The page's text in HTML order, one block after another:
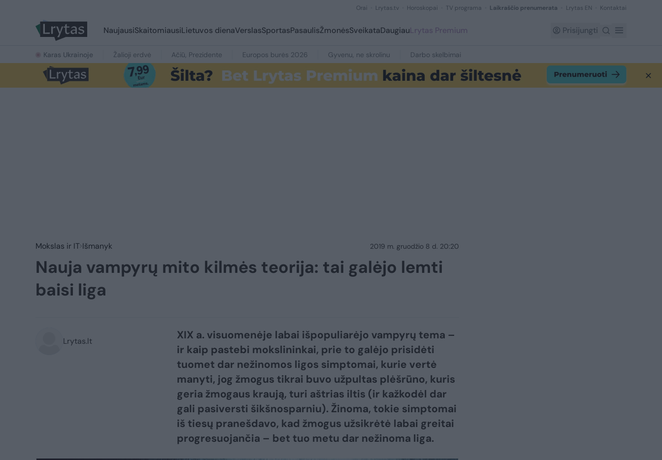
Orai Lrytas.tv Horoskopai TV programa Laikraščio prenumerata Lrytas EN Kontaktai
NaujausiSkaitomiausiLietuvos dienaVerslasSportasPasaulisŽmonėsSveikataDaugiauLrytas Premium Prisijungti
Karas Ukrainoje Žalioji erdvė Ačiū, Prezidente Europos burės 2026 Gyvenu, ne skrolinu Darbo skelbimai
Mokslas ir IT Išmanyk 2019 m. gruodžio 8 d. 20:20
Nauja vampyrų mito kilmės teorija: tai galėjo lemti
baisi liga
Lrytas.lt
XIX a. visuomenėje labai išpopuliarėjo vampyrų tema –
ir kaip pastebi mokslininkai, prie to galėjo prisidėti
tuomet dar nežinomos ligos simptomai, kurie vertė
manyti, jog žmogus tikrai buvo užpultas plėšrūno, kuris
geria žmogaus kraują, turi aštrias iltis (ir kažkodėl dar
gali pasiversti šikšnosparniu). Žinoma, tokie simptomai
iš tiesų pranešdavo, kad žmogus užsikrėtė labai greitai
progresuojančia – bet tuo metu dar nežinoma liga.